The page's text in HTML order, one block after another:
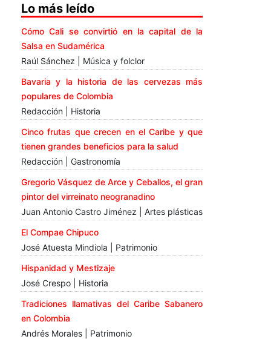
Lo más leído
Cómo Cali se convirtió en la capital de la
Salsa en Sudamérica
Raúl Sánchez | Música y folclor
Bavaria y la historia de las cervezas más
populares de Colombia
Redacción | Historia
Cinco frutas que crecen en el Caribe y que
tienen grandes beneficios para la salud
Redacción | Gastronomía
Gregorio Vásquez de Arce y Ceballos, el gran
pintor del virreinato neogranadino
Juan Antonio Castro Jiménez | Artes plásticas
El Compae Chipuco
José Atuesta Mindiola | Patrimonio
Hispanidad y Mestizaje
José Crespo | Historia
Tradiciones llamativas del Caribe Sabanero
en Colombia
Andrés Morales | Patrimonio